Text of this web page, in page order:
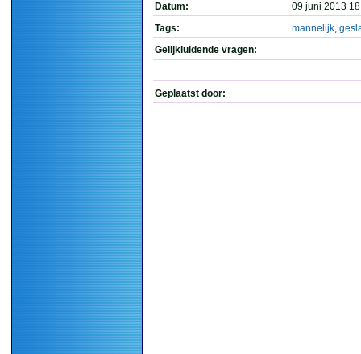
Datum:
09 juni 2013
Tags:
mannelijk,
Gelijkluidende vragen:
Geplaatst door: